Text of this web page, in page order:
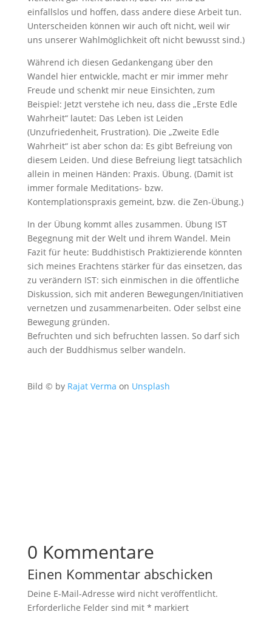
einfallslos und hoffen, dass andere diese Arbeit tun.
Unterscheiden können wir auch oft nicht, weil wir
uns unserer Wahlmöglichkeit oft nicht bewusst sind.)
Während ich diesen Gedankengang über den
Wandel hier entwickle, macht er mir immer mehr
Freude und schenkt mir neue Einsichten, zum
Beispiel: Jetzt verstehe ich neu, dass die „Erste Edle
Wahrheit“ lautet: Das Leben ist Leiden
(Unzufriedenheit, Frustration). Die „Zweite Edle
Wahrheit“ ist aber schon da: Es gibt Befreiung von
diesem Leiden. Und diese Befreiung liegt tatsächlich
allein in meinen Händen: Praxis. Übung. (Damit ist
immer formale Meditations- bzw.
Kontemplationspraxis gemeint, bzw. die Zen-Übung.)
In der Übung kommt alles zusammen. Übung IST
Begegnung mit der Welt und ihrem Wandel. Mein
Fazit für heute: Buddhistisch Praktizierende könnten
sich meines Erachtens stärker für das einsetzen, das
zu verändern IST: sich einmischen in die öffentliche
Diskussion, sich mit anderen Bewegungen/Initiativen
vernetzen und zusammenarbeiten. Oder selbst eine
Bewegung gründen.
Befruchten und sich befruchten lassen. So darf sich
auch der Buddhismus selber wandeln.
Bild © by Rajat Verma on Unsplash
0 Kommentare
Einen Kommentar abschicken
Deine E-Mail-Adresse wird nicht veröffentlicht.
Erforderliche Felder sind mit * markiert